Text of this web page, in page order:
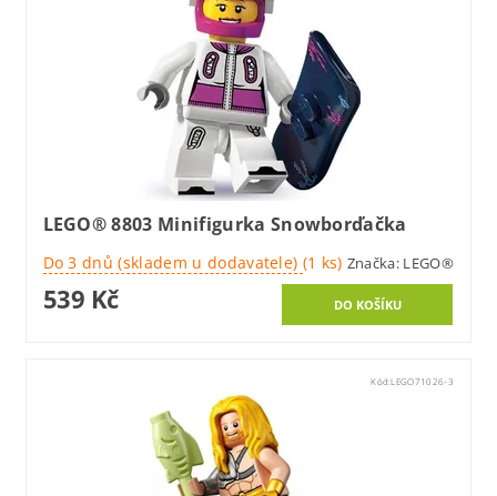
LEGO® 8803 Minifigurka Snowborďačka
Do 3 dnů (skladem u dodavatele) (1 ks) Značka: LEGO®
539 Kč
Kód:LEGO71026-3